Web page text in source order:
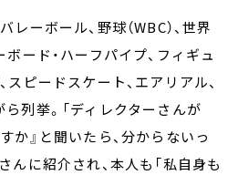
ーボール、野球（WBC）、世界
ボード・ハーフパイプ、フィギュ
スピードスケート、エアリアル、
列挙。「ディレクターさんが
か』と聞いたら、分からないっ
んに紹介され、本人も「私自身も